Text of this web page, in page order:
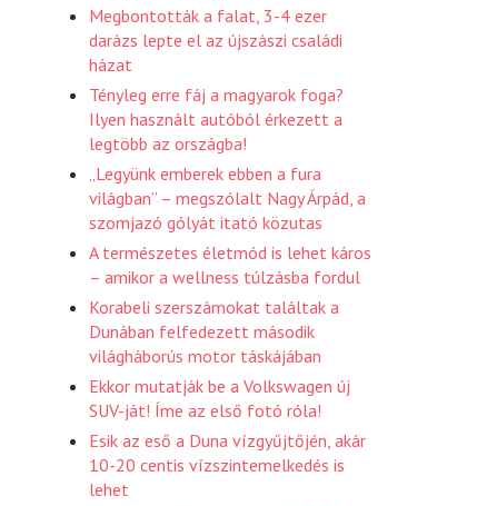
Megbontották a falat, 3-4 ezer
darázs lepte el az újszászi családi
házat
Tényleg erre fáj a magyarok foga?
Ilyen használt autóból érkezett a
legtöbb az országba!
„Legyünk emberek ebben a fura
világban” – megszólalt Nagy Árpád, a
szomjazó gólyát itató közutas
A természetes életmód is lehet káros
– amikor a wellness túlzásba fordul
Korabeli szerszámokat találtak a
Dunában felfedezett második
világháborús motor táskájában
Ekkor mutatják be a Volkswagen új
SUV-ját! Íme az első fotó róla!
Esik az eső a Duna vízgyűjtőjén, akár
10-20 centis vízszintemelkedés is
lehet